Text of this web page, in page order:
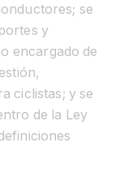
se
y
encargado de
ciclistas; y se
de la Ley